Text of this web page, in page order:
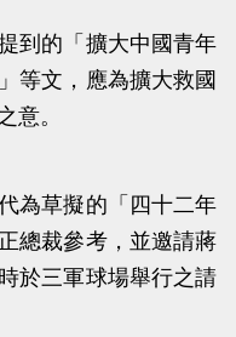
到的「擴大中國青年
等文，應為擴大救國
意。
為草擬的「四十二年
總裁參考，並邀請蔣
於三軍球場舉行之請